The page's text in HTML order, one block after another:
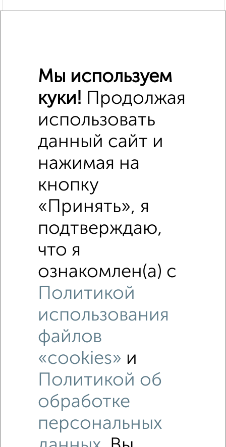
Похожие предложения рядом
3‑комнатные квартиры недалеко от Авиационная 12
Рядом, с меньшей ценой
Недалеко от Авиационная 12 с ценой ниже
3‑комнатные квартиры
Поиск по схожим параметрам:
Советский район
Мы используем
куки! Продолжая
использовать
данный сайт и
нажимая на
кнопку
«Принять», я
подтверждаю,
что я
ознакомлен(а) с
Политикой
использования
файлов
«cookies» и
Политикой об
обработке
персональных